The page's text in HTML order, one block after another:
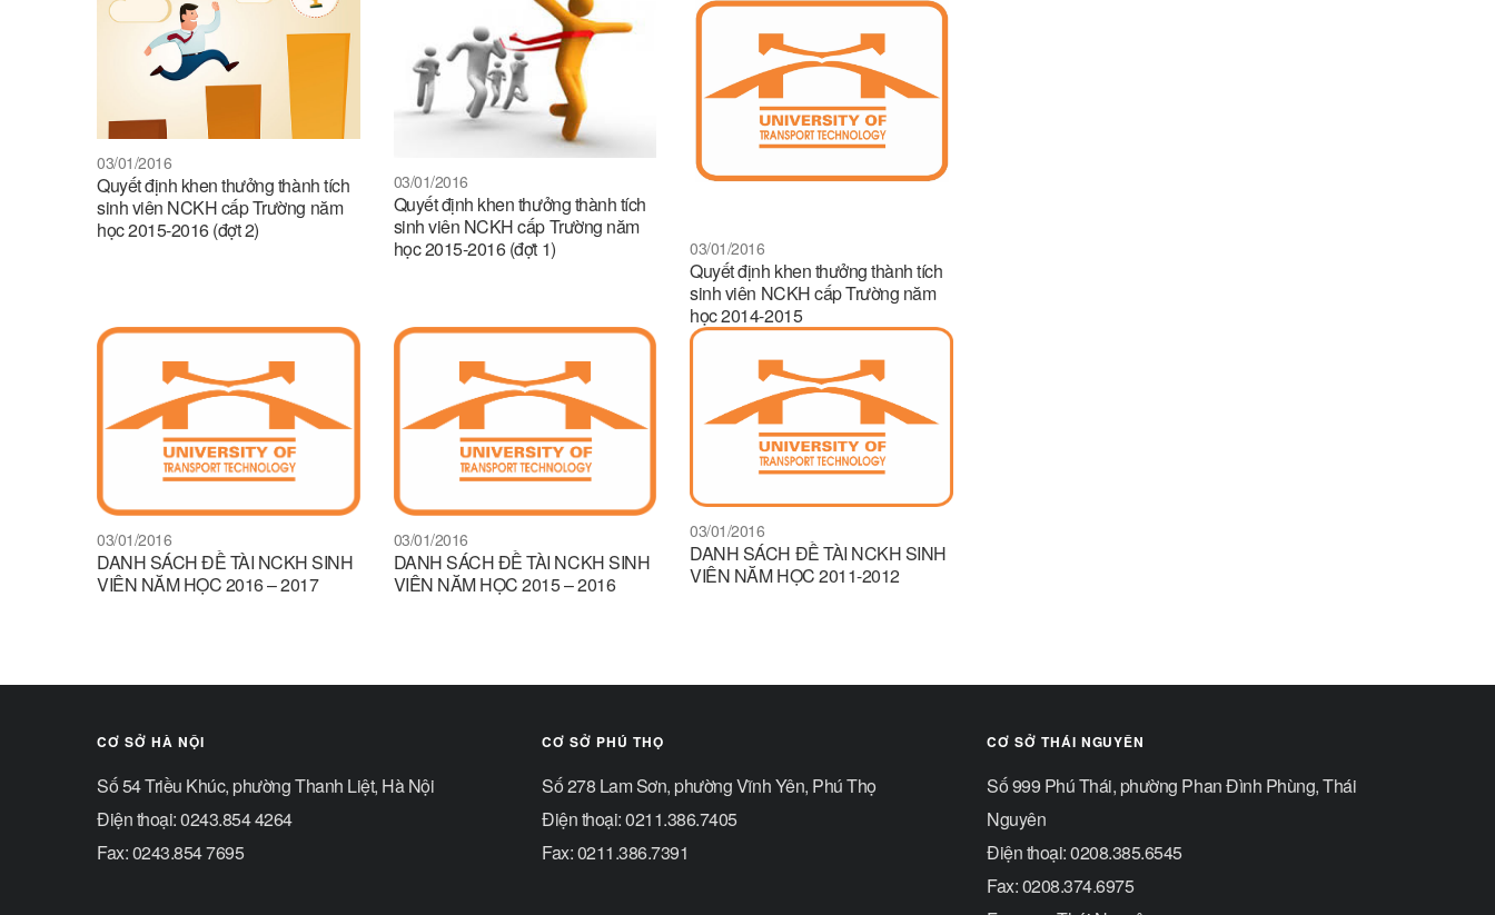
03/01/2016
Quyết định khen thưởng thành tích
sinh viên NCKH cấp Trường năm
học 2015-2016 (đợt 2)
03/01/2016
Quyết định khen thưởng thành tích
sinh viên NCKH cấp Trường năm
học 2015-2016 (đợt 1)
03/01/2016
Quyết định khen thưởng thành tích
sinh viên NCKH cấp Trường năm
học 2014-2015
03/01/2016
DANH SÁCH ĐỀ TÀI NCKH SINH
VIÊN NĂM HỌC 2016 – 2017
03/01/2016
DANH SÁCH ĐỀ TÀI NCKH SINH
VIÊN NĂM HỌC 2015 – 2016
03/01/2016
DANH SÁCH ĐỀ TÀI NCKH SINH
VIÊN NĂM HỌC 2011-2012
CƠ SỞ HÀ NỘI
Số 54 Triều Khúc, phường Thanh Liệt, Hà Nội
Điện thoại: 0243.854 4264
Fax: 0243.854 7695
CƠ SỞ PHÚ THỌ
Số 278 Lam Sơn, phường Vĩnh Yên, Phú Thọ
Điện thoại: 0211.386.7405
Fax: 0211.386.7391
CƠ SỞ THÁI NGUYÊN
Số 999 Phú Thái, phường Phan Đình Phùng, Thái
Nguyên
Điện thoại: 0208.385.6545
Fax: 0208.374.6975